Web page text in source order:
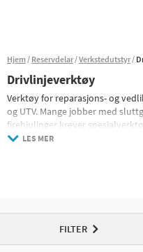
Hjem Reservdelar Verkstedutstyr
Drivlinjeverktøy
Verktøy for reparasjons- og
og UTV. Mange jobber med
firehjulinger krever
finner du et stort utvalg
LES MER
FILTER